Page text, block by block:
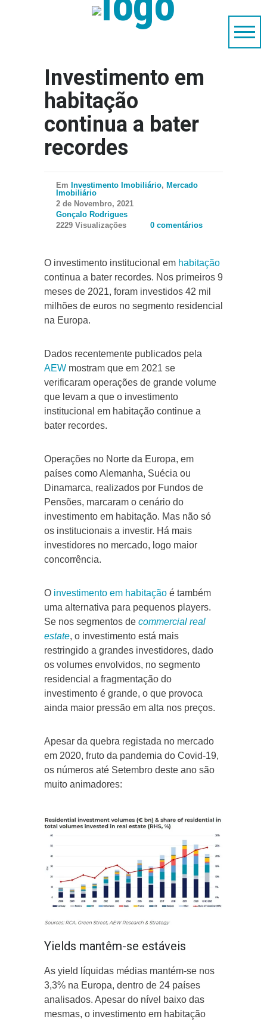
Investimento em
habitação
continua a bater
recordes
Em Investimento Imobiliário, Mercado
Imobiliário
2 de Novembro, 2021
Gonçalo Rodrigues
2229 Visualizações
0 comentários
O investimento institucional em habitação
continua a bater recordes. Nos primeiros 9
meses de 2021, foram investidos 42 mil
milhões de euros no segmento residencial
na Europa.
Dados recentemente publicados pela
AEW mostram que em 2021 se
verificaram operações de grande volume
que levam a que o investimento
institucional em habitação continue a
bater recordes.
Operações no Norte da Europa, em
países como Alemanha, Suécia ou
Dinamarca, realizados por Fundos de
Pensões, marcaram o cenário do
investimento em habitação. Mas não só
os institucionais a investir. Há mais
investidores no mercado, logo maior
concorrência.
O investimento em habitação é também
uma alternativa para pequenos players.
Se nos segmentos de commercial real
estate, o investimento está mais
restringido a grandes investidores, dado
os volumes envolvidos, no segmento
residencial a fragmentação do
investimento é grande, o que provoca
ainda maior pressão em alta nos preços.
Apesar da quebra registada no mercado
em 2020, fruto da pandemia do Covid-19,
os números até Setembro deste ano são
muito animadores:
Yields mantêm-se estáveis
As yield líquidas médias mantém-se nos
3,3% na Europa, dentro de 24 países
analisados. Apesar do nível baixo das
mesmas, o investimento em habitação